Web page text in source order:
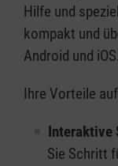
Hilfe und
kompakt und
Android und iOS.
Ihre Vorteile
Interaktive
Sie Schritt